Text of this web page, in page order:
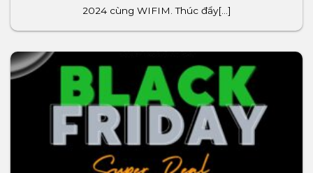
2024 cùng WIFIM. Thúc đẩy[...]